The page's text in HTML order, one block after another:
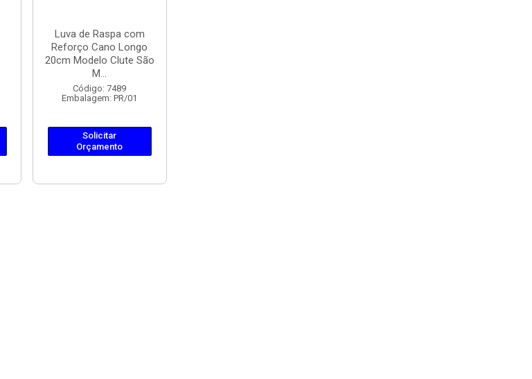
Luva de Raspa com
Reforço Cano Longo
20cm Modelo Clute São
M...
Código: 7489
Embalagem: PR/01
Solicitar
Orçamento